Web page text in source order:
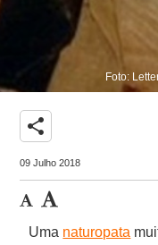
Foto:
share
09 Julho 2018
Uma naturopata